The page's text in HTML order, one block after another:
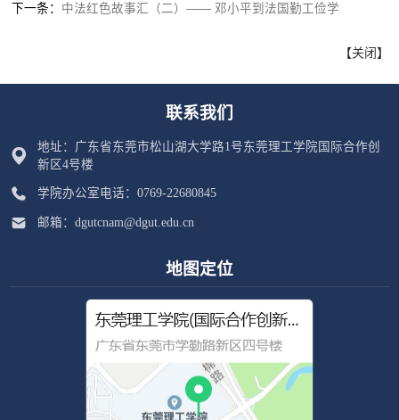
下一条： 中法红色故事汇（二）—— 邓小平到法国勤工俭学
【关闭】
联系我们
地址：广东省东莞市松山湖大学路1号东莞理工学院国际合作创
新区4号楼
学院办公室电话：0769-22680845
邮箱：dgutcnam@dgut.edu.cn
地图定位